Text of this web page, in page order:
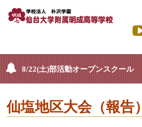
8/22(土)部活動オープンスクール
仙塩地区大会（報告）